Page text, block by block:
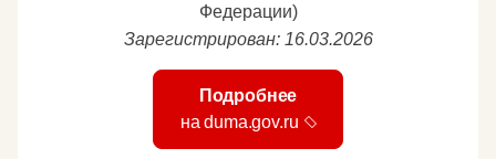
Федерации)
Зарегистрирован: 16.03.2026
Подробнее
на duma.gov.ru